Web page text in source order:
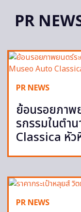
PR
PR NEWS
ย้อนรอยภาพ
รกรรมในตำ
Classica หัว
PR NEWS